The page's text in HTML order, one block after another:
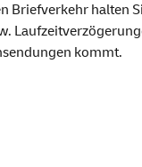
Briefverkehr halten
kommt.